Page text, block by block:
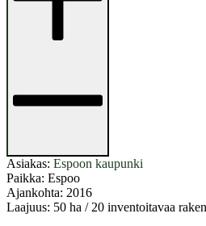
Asiakas: Espoon kaupunki
Paikka: Espoo
Ajankohta: 2016
Laajuus: 50 ha / 20 inventoitavaa